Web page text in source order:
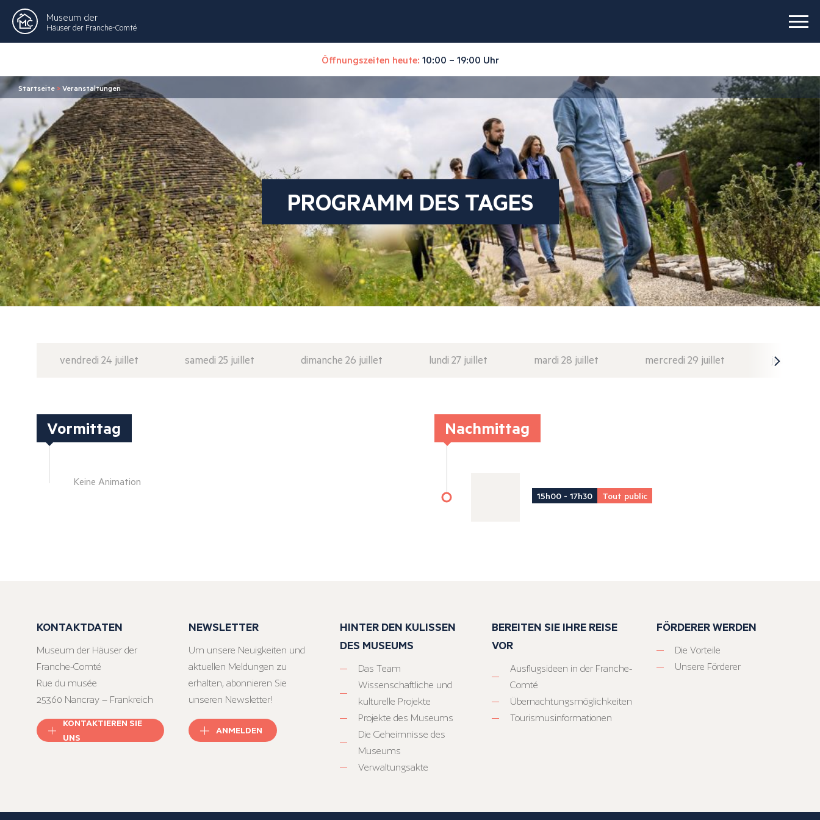
Museum der
Häuser der Franche-Comté
Öffnungszeiten heute: 10:00 – 19:00 Uhr
Startseite >Veranstaltungen
PROGRAMM DES TAGES
vendredi 24 juillet samedi 25 juillet dimanche 26 juillet lundi 27 juillet mardi 28 juillet mercredi 29 juillet jeudi 30
Vormittag
Keine Animation
Nachmittag
15h00 - 17h30 Tout public
KONTAKTDATEN
Museum der Häuser der
Franche-Comté
Rue du musée
25360 Nancray – Frankreich
KONTAKTIEREN SIE
UNS
NEWSLETTER
Um unsere Neuigkeiten und
aktuellen Meldungen zu
erhalten, abonnieren Sie
unseren Newsletter!
ANMELDEN
HINTER DEN KULISSEN
DES MUSEUMS
Das Team
Wissenschaftliche und
kulturelle Projekte
Projekte des Museums
Die Geheimnisse des
Museums
Verwaltungsakte
BEREITEN SIE IHRE REISE
VOR
Ausflugsideen in der Franche-
Comté
Übernachtungsmöglichkeiten
Tourismusinformationen
FÖRDERER WERDEN
Die Vorteile
Unsere Förderer